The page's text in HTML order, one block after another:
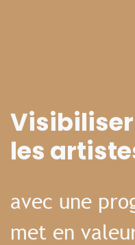
Visibiliser
les
avec une
met en